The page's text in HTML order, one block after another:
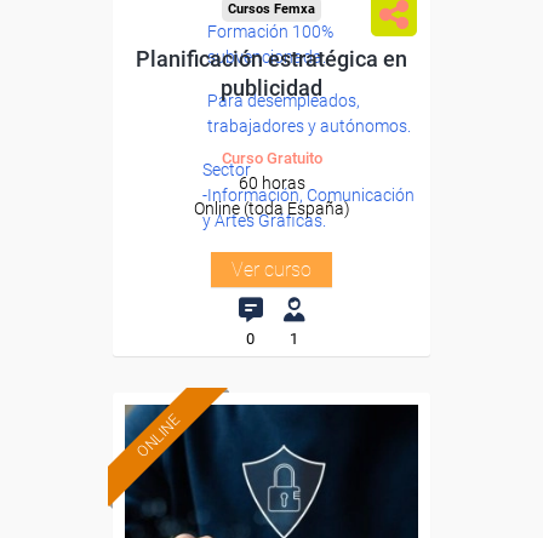
Formación 100%
subvencionada.
Para desempleados,
trabajadores y autónomos.
Sector
-Información, Comunicación
y Artes Gráficas.
Cursos Femxa
Planificación estratégica en
publicidad
Curso Gratuito
60 horas
Online (toda España)
Ver curso
0 1
ONLINE